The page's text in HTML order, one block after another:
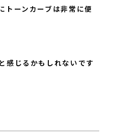
トーンカーブは非常に便
感じるかもしれないです